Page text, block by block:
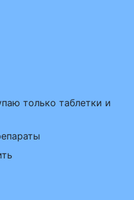
только таблетки и